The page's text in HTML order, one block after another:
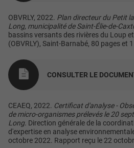
OBVRLY, 2022. Plan directeur du Petit
Long, municipalité de Saint-Élie-de-
bassins versants des rivières du Loup
(OBVRLY), Saint-Barnabé, 80 pages et
CONSULTER LE
CEAEQ, 2022. Certificat d'analyse -
de micro-organismes prélevés le 20
Long. Direction générale de la
d'expertise en analyse
octobre 2022. Rapport reçu le 22